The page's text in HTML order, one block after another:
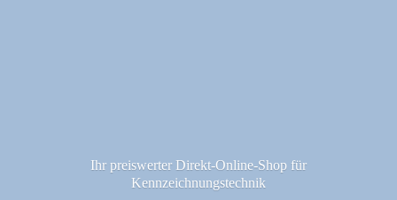
Ihr preiswerter Direkt-Online-Shop für
Kennzeichnungstechnik